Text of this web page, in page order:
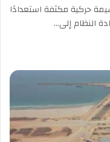
حركية مكثفة استعدادًا
النظام إلى…